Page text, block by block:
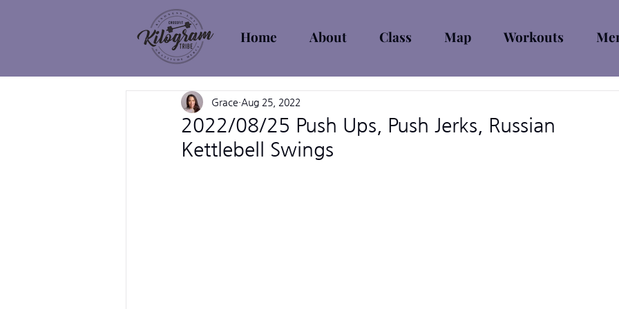
Home About Class Map Workouts
2022/08/25 Push Ups, Push Jerks, Russian
Kettlebell Swings
Grace Aug 25, 2022